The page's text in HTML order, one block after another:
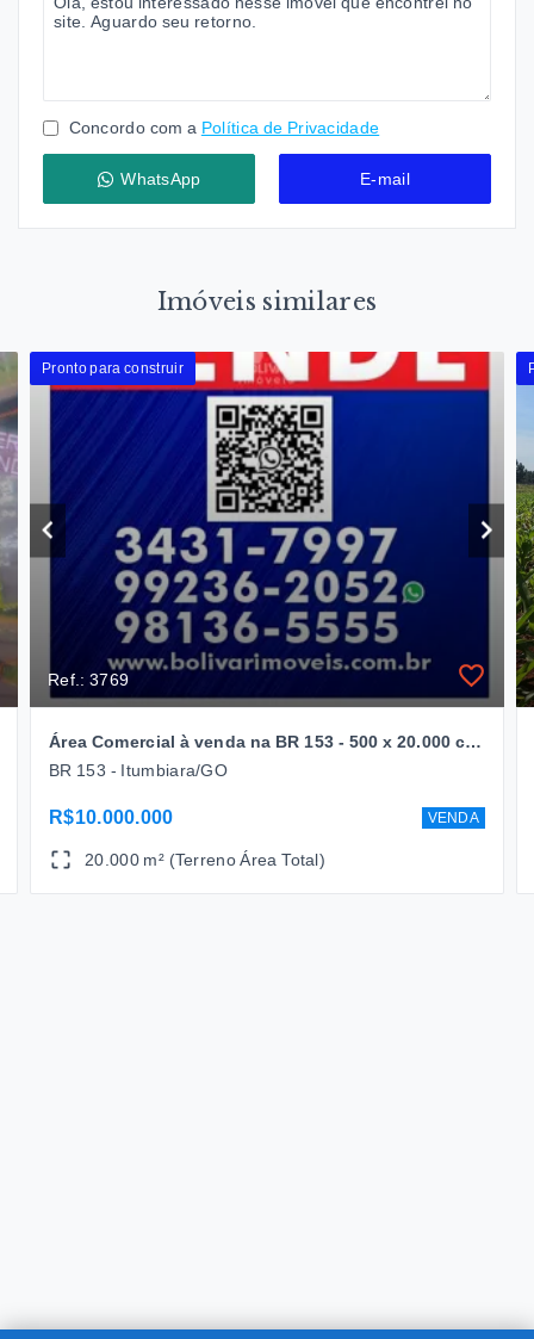
Concordo com a Política de Privacidade
WhatsApp E-mail
Imóveis similares
Pronto para construir
Ref.: 3769
Área Comercial à venda na BR 153 - 500 x 20.000 com - R$ 10.000.000,00
BR 153 - Itumbiara/GO
R$10.000.000 VENDA
20.000 m² (Terreno Área Total)